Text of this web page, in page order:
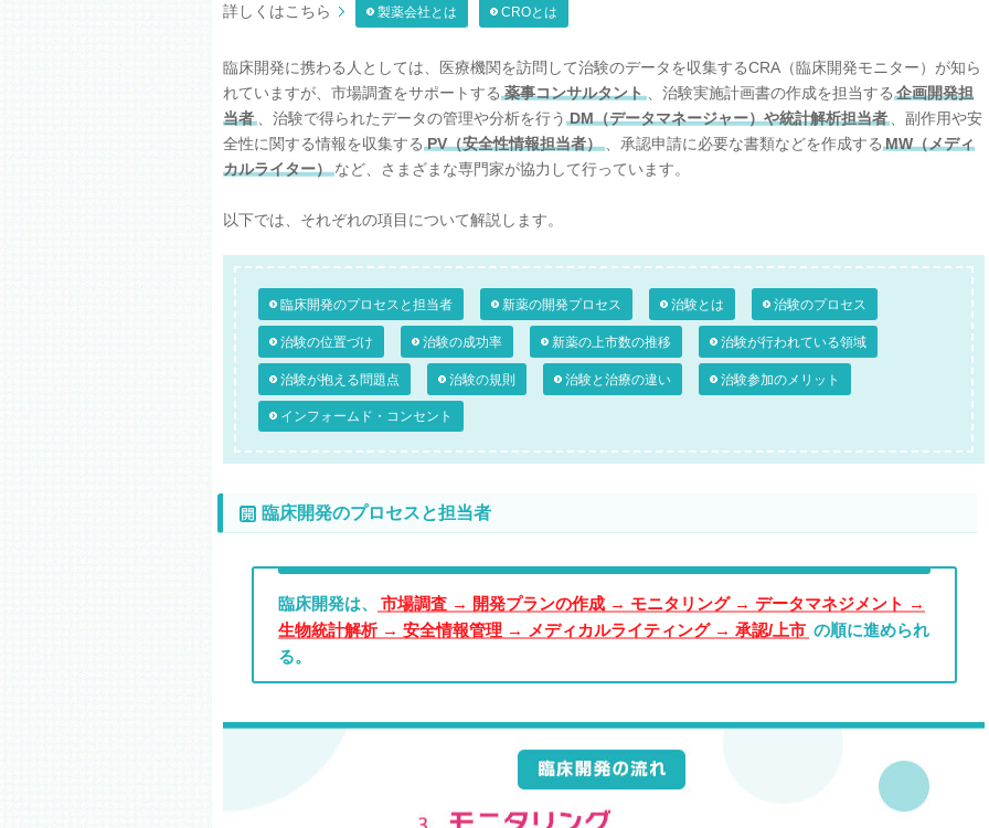
詳しくはこちら 製薬会社とは CROとは
臨床開発に携わる人としては、医療機関を訪問して治験のデータを収集するCRA（臨床開発モニター）が知ら
れていますが、市場調査をサポートする 薬事コンサルタント、治験実施計画書の作成を担当する 企画開発担
当者、治験で得られたデータの管理や分析を行う DM（データマネージャー）や統計解析担当者
、副作用や安
全性に関する情報を収集する PV（安全性情報担当者）、承認申請に必要な書類などを作成する MW（メディ
カルライター）など、さまざまな専門家が協力して行っています。
以下では、それぞれの項目について解説します。
臨床開発のプロセスと担当者 新薬の開発プロセス 治験とは 治験のプロセス
治験の位置づけ 治験の成功率 新薬の上市数の推移 治験が行われている領域
治験が抱える問題点 治験の規則 治験と治療の違い 治験参加のメリット
インフォームド・コンセント
臨床開発のプロセスと担当者
臨床開発は、
市場調査 → 開発プランの作成 → モニタリング → データマネジメント →
生物統計解析 → 安全情報管理 → メディカルライティング → 承認/上市 の順に進められ
る。